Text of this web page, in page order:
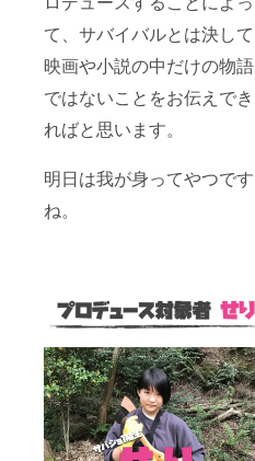
て、サバイバルとは決して
映画や小説の中だけの物語
ではないことをお伝えでき
ればと思います。
明日は我が身ってやつです
ね。